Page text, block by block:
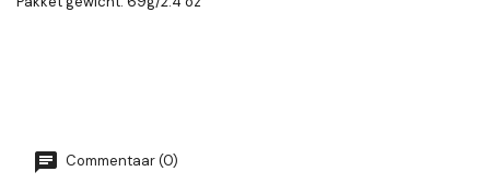
Commentaar (0)